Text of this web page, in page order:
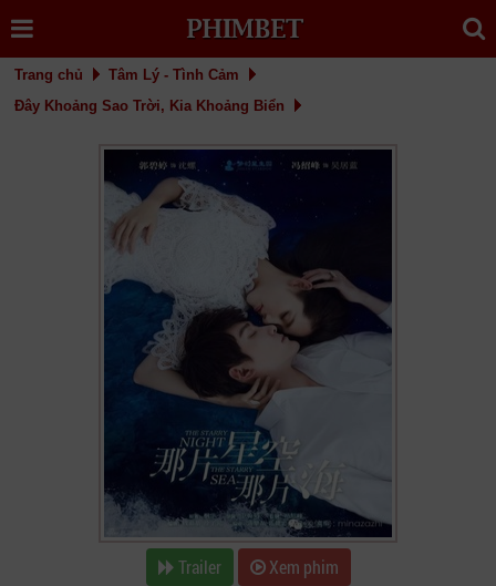
Trang chủ
Tâm Lý - Tình Cảm
Đây Khoảng Sao Trời, Kia Khoảng Biển
Trailer Xem phim